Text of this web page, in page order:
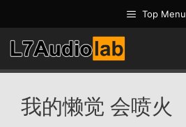
至
内
容
Top Menu
我的懒觉 会喷火